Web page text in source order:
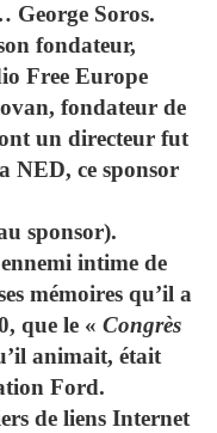
George Soros.
fondateur,
Free Europe
fondateur de
un directeur fut
NED, ce sponsor
sponsor).
intime de
mémoires qu’il a
que le « Congrès
animait, était
Ford.
de liens Internet